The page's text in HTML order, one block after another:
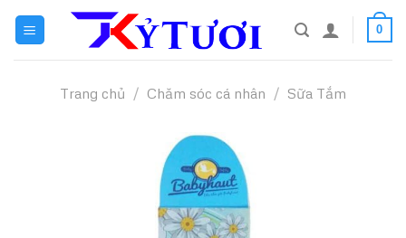
content
0
Trang chủ / Chăm sóc cá nhân / Sữa Tắm